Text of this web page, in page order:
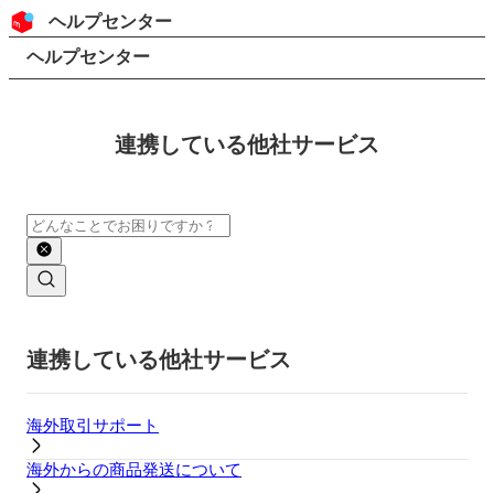
コンテンツにスキップ
ヘッダー
ヘルプセンター
検索
パンくずリスト
ヘルプセンター
連携している他社サービス
検索
連携している他社サービス
海外取引サポート
海外からの商品発送について